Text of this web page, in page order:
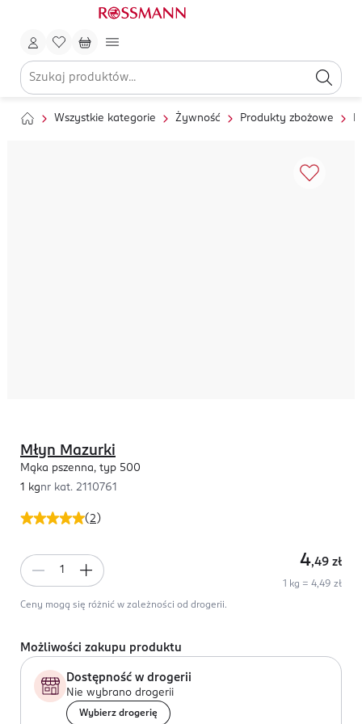
Wszystkie kategorie Żywność Produkty zbożowe
(2 )
Młyn Mazurki
Mąka pszenna, typ 500
1 kgnr kat. 2110761
4,49 zł
1 kg = 4,49 zł
Ceny mogą się różnić w zależności od drogerii.
Możliwości zakupu produktu
Dostępność w drogerii
Nie wybrano drogerii
Wybierz drogerię